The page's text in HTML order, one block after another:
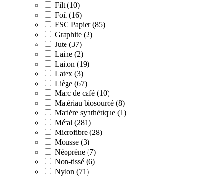
Filt (10)
Foil (16)
FSC Papier (85)
Graphite (2)
Jute (37)
Laine (2)
Laiton (19)
Latex (3)
Liège (67)
Marc de café (10)
Matériau biosourcé (8)
Matière synthétique (1)
Métal (281)
Microfibre (28)
Mousse (3)
Néoprène (7)
Non-tissé (6)
Nylon (71)